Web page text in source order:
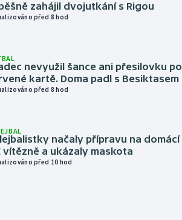
zahájil dvojutkání s Rigou
před 8 hod
nevyužil šance ani přesilovku po
kartě. Doma padl s Besiktasem
před 8 hod
načaly přípravu na domácí
vítězně a ukázaly maskota
před 10 hod